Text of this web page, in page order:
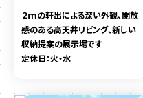
２ｍの軒出による深い外観、開放
感のある高天井リビング、新しい
収納提案の展示場です
定休日：火・水